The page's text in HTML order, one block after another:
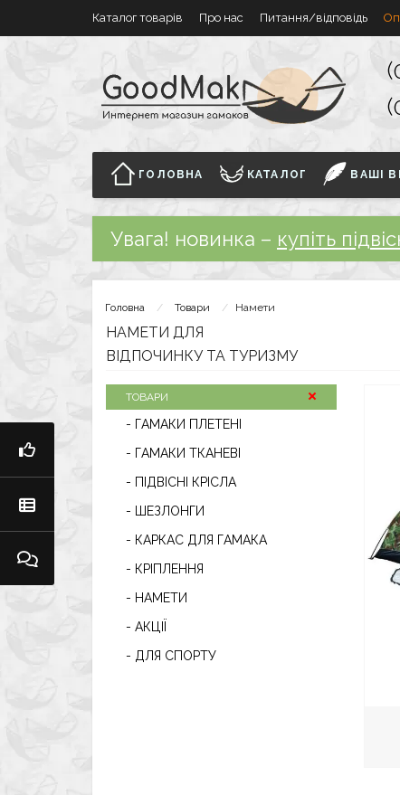
Каталог товарів Про нас Питання/відповідь
ГОЛОВНА КАТАЛОГ ВАШІ
Увага! новинка – купіть
Головна Товари Намети
НАМЕТИ ДЛЯ
ВІДПОЧИНКУ ТА ТУРИЗМУ
ТОВАРИ
- ГАМАКИ ПЛЕТЕНІ
- ГАМАКИ ТКАНЕВІ
- ПІДВІСНІ КРІСЛА
- ШЕЗЛОНГИ
- КАРКАС ДЛЯ ГАМАКА
- КРІПЛЕННЯ
- НАМЕТИ
- АКЦІЇ
- ДЛЯ СПОРТУ